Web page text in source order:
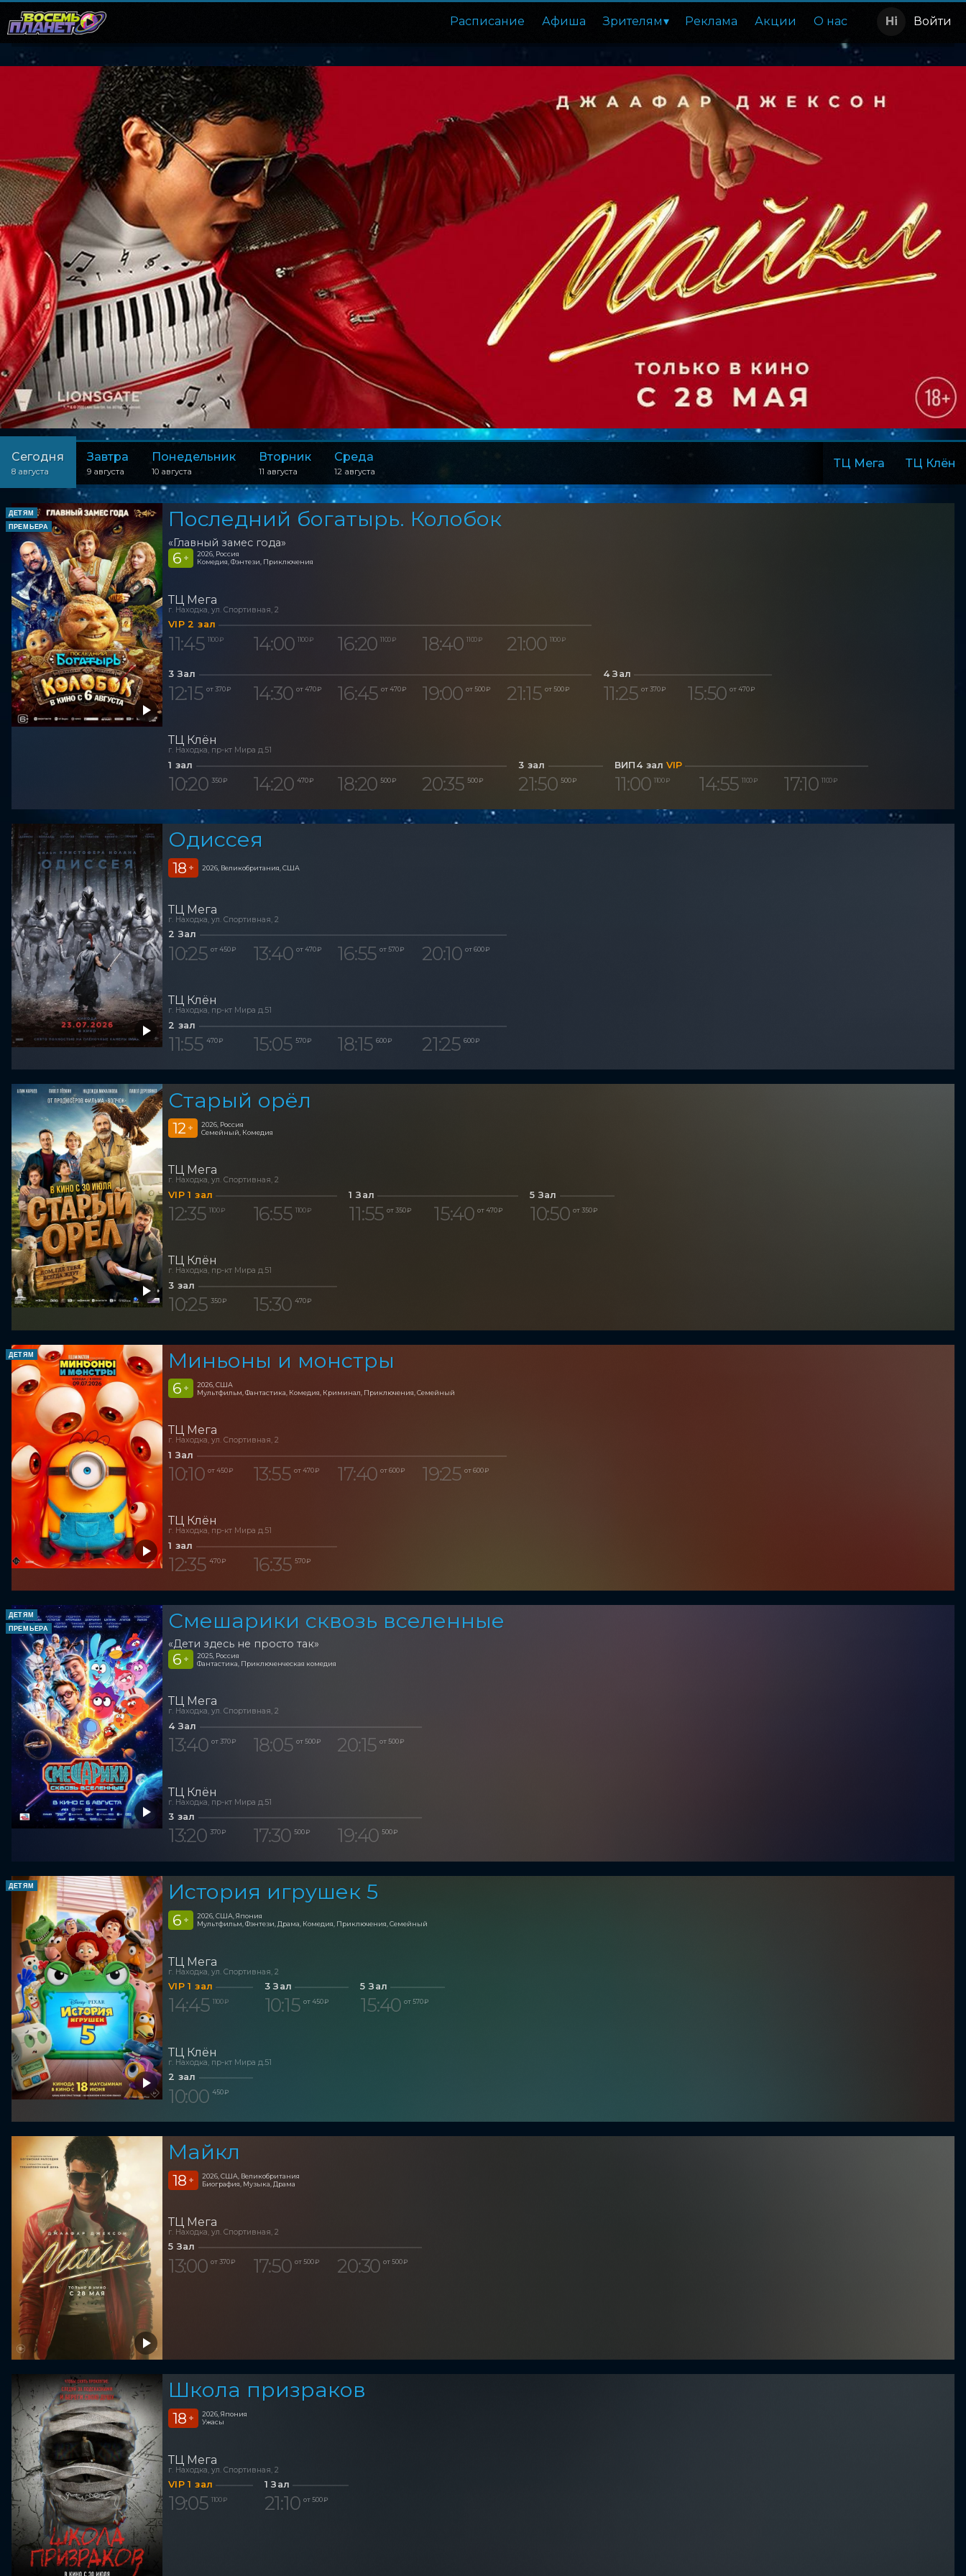
Расписание Афиша Зрителям Реклама Акции О нас Войти
Сегодня
8 августа
Завтра
9 августа
Понедельник
10 августа
Вторник
11 августа
Среда
12 августа
ТЦ Мега ТЦ Клён
ДЕТЯМ
ПРЕМЬЕРА
Последний богатырь. Колобок
«Главный замес года»
6 +
2026, Россия
Комедия, Фэнтези, Приключения
ТЦ Мега
г. Находка, ул. Спортивная, 2
VIP 2 зал
11:45 1 100 ₽ 14:00 1 100 ₽ 16:20 1 100 ₽ 18:40 1 100 ₽ 21:00 1 100 ₽
3 Зал
12:15 от 370 ₽ 14:30 от 470 ₽ 16:45 от 470 ₽ 19:00 от 500 ₽ 21:15 от 500 ₽
4 Зал
11:25 от 370 ₽ 15:50 от 470 ₽
ТЦ Клён
г. Находка, пр-кт Мира д.51
1 зал
10:20 350 ₽ 14:20 470 ₽ 18:20 500 ₽ 20:35 500 ₽
3 зал
21:50 500 ₽
ВИП4 зал VIP
11:00 1 100 ₽ 14:55 1 100 ₽ 17:10 1 100 ₽
Одиссея
18 + 2026, Великобритания, США
ТЦ Мега
г. Находка, ул. Спортивная, 2
2 Зал
10:25 от 450 ₽ 13:40 от 470 ₽ 16:55 от 570 ₽ 20:10 от 600 ₽
ТЦ Клён
г. Находка, пр-кт Мира д.51
2 зал
11:55 470 ₽ 15:05 570 ₽ 18:15 600 ₽ 21:25 600 ₽
Старый орёл
12 +
2026, Россия
Семейный, Комедия
ТЦ Мега
г. Находка, ул. Спортивная, 2
VIP 1 зал
12:35 1 100 ₽ 16:55 1 100 ₽
1 Зал
11:55 от 350 ₽ 15:40 от 470 ₽
5 Зал
10:50 от 350 ₽
ТЦ Клён
г. Находка, пр-кт Мира д.51
3 зал
10:25 350 ₽ 15:30 470 ₽
ДЕТЯМ Миньоны и монстры
6 +
2026, США
Мультфильм, Фантастика, Комедия, Криминал, Приключения, Семейный
ТЦ Мега
г. Находка, ул. Спортивная, 2
1 Зал
10:10 от 450 ₽ 13:55 от 470 ₽ 17:40 от 600 ₽ 19:25 от 600 ₽
ТЦ Клён
г. Находка, пр-кт Мира д.51
1 зал
12:35 470 ₽ 16:35 570 ₽
ДЕТЯМ
ПРЕМЬЕРА
Смешарики сквозь вселенные
«Дети здесь не просто так»
6 +
2025, Россия
Фантастика, Приключенческая комедия
ТЦ Мега
г. Находка, ул. Спортивная, 2
4 Зал
13:40 от 370 ₽ 18:05 от 500 ₽ 20:15 от 500 ₽
ТЦ Клён
г. Находка, пр-кт Мира д.51
3 зал
13:20 370 ₽ 17:30 500 ₽ 19:40 500 ₽
ДЕТЯМ История игрушек 5
6 +
2026, США, Япония
Мультфильм, Фэнтези, Драма, Комедия, Приключения, Семейный
ТЦ Мега
г. Находка, ул. Спортивная, 2
VIP 1 зал
14:45 1 100 ₽
3 Зал
10:15 от 450 ₽
5 Зал
15:40 от 570 ₽
ТЦ Клён
г. Находка, пр-кт Мира д.51
2 зал
10:00 450 ₽
Майкл
18 +
2026, США, Великобритания
Биография, Музыка, Драма
ТЦ Мега
г. Находка, ул. Спортивная, 2
5 Зал
13:00 от 370 ₽ 17:50 от 500 ₽ 20:30 от 500 ₽
Школа призраков
18 +
2026, Япония
Ужасы
ТЦ Мега
г. Находка, ул. Спортивная, 2
VIP 1 зал
19:05 1 100 ₽
1 Зал
21:10 от 500 ₽